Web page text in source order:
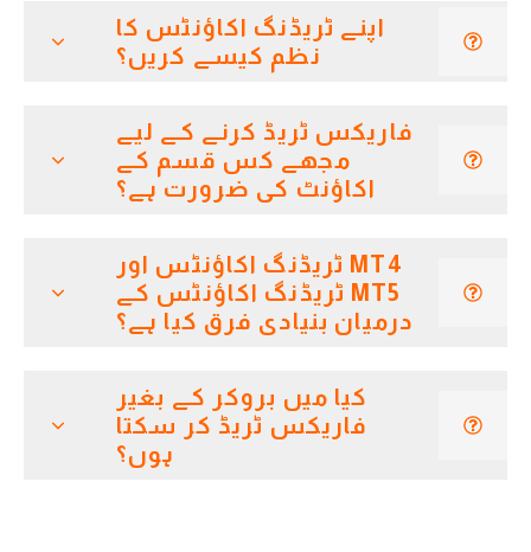
اپنے ٹریڈنگ اکاؤنٹس کا
نظم کیسے کریں؟
فاریکس ٹریڈ کرنے کے لیے
مجھے کس قسم کے
اکاؤنٹ کی ضرورت ہے؟
MT4 ٹریڈنگ اکاؤنٹس اور
MT5 ٹریڈنگ اکاؤنٹس کے
درمیان بنیادی فرق کیا ہے؟
کیا میں بروکر کے بغیر
فاریکس ٹریڈ کر سکتا
ہوں؟